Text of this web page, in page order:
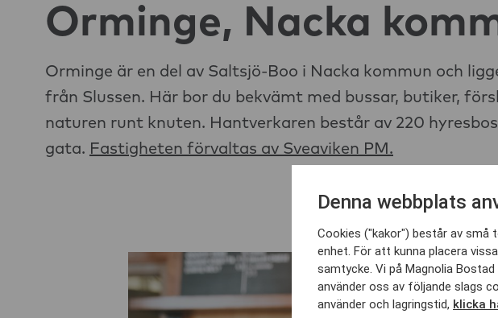
Orminge, Nacka
Orminge är en del av Saltsjö-Boo i Nacka kommun och
från Slussen. Här bor du bekvämt med bussar, butiker,
naturen runt knuten. Hantverkaren består av 220
gata. Fastigheten förvaltas av Sveaviken PM.
Denna webbplats
Cookies ("kakor") består av små
enhet. För att kunna placera
samtycke. Vi på Magnolia
använder oss av följande slags
använder och lagringstid, klicka